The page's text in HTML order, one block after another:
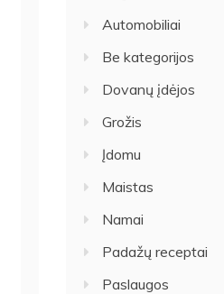
Automobiliai
Be kategorijos
Dovanų įdėjos
Grožis
Įdomu
Maistas
Namai
Padažų receptai
Paslaugos